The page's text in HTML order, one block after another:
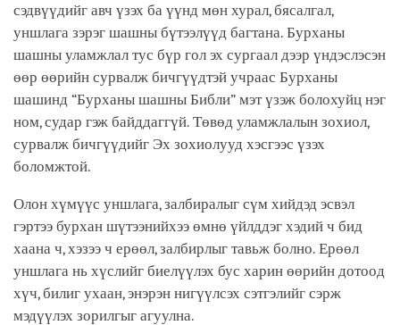
сэдвүүдийг авч үзэх ба үүнд мөн хурал, бясалгал,
уншлага зэрэг шашны бүтээлүүд багтана. Бурханы
шашны уламжлал тус бүр гол эх сургаал дээр үндэслэсэн
өөр өөрийн сурвалж бичгүүдтэй учраас Бурханы
шашинд “Бурханы шашны Библи” мэт үзэж болохуйц нэг
ном, судар гэж байддаггүй. Төвөд уламжлалын зохиол,
сурвалж бичгүүдийг Эх зохиолууд хэсгээс үзэх
боломжтой.
Олон хүмүүс уншлага, залбиралыг сүм хийдэд эсвэл
гэртээ бурхан шүтээнийхээ өмнө үйлддэг хэдий ч бид
хаана ч, хэзээ ч ерөөл, залбирлыг тавьж болно. Ерөөл
уншлага нь хүслийг биелүүлэх бус харин өөрийн дотоод
хүч, билиг ухаан, энэрэн нигүүлсэх сэтгэлийг сэрж
мэдүүлэх зорилгыг агуулна.